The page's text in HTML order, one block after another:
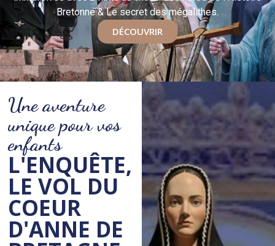
Bretonne & Le secret des mégalithes.
DÉCOUVRIR
Une aventure
unique pour vos
enfants
L'ENQUÊTE,
LE VOL DU
COEUR
D'ANNE DE